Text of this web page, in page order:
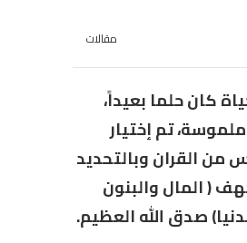
مقالات
كان حلما بعيداً،
تم إختيار
من القران وبالتحديد
( المال والبنون
صدق الله العظيم.